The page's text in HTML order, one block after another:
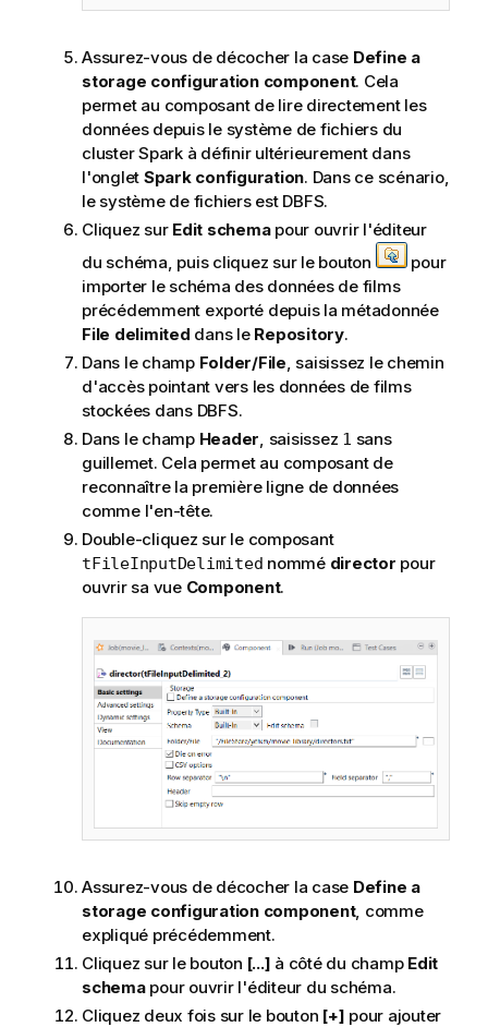
Assurez-vous de décocher la case Define a
storage configuration component. Cela
permet au composant de lire directement les
données depuis le système de fichiers du
cluster Spark à définir ultérieurement dans
l'onglet Spark configuration. Dans ce scénario,
le système de fichiers est DBFS.
Cliquez sur Edit schemapour ouvrir l'éditeur
du schéma, puis cliquez sur le bouton
pour
importer le schéma des données de films
précédemment exporté depuis la métadonnée
File delimited dans le Repository.
Dans le champ Folder/File , saisissez le chemin
d'accès pointant vers les données de films
stockées dans DBFS.
Dans le champ Header , saisissez 1 sans
guillemet. Cela permet au composant de
reconnaître la première ligne de données
comme l'en-tête.
Double-cliquez sur le composant
tFileInputDelimited nommé director pour
ouvrir sa vue Component.
Assurez-vous de décocher la case Define a
storage configuration component, comme
expliqué précédemment.
Cliquez sur le bouton [...] à côté du champ Edit
schemapour ouvrir l'éditeur du schéma.
Cliquez deux fois sur le bouton [+] pour ajouter